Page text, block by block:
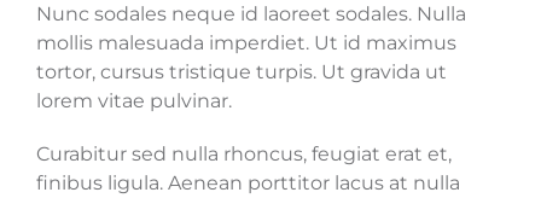
Nunc sodales neque id laoreet sodales. Nulla
mollis malesuada imperdiet. Ut id maximus
tortor, cursus tristique turpis. Ut gravida ut
lorem vitae pulvinar.
Curabitur sed nulla rhoncus, feugiat erat et,
finibus ligula. Aenean porttitor lacus at nulla